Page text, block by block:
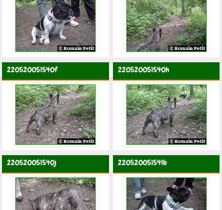
220520051540f 220520051540h
220520051540j 220520051541b